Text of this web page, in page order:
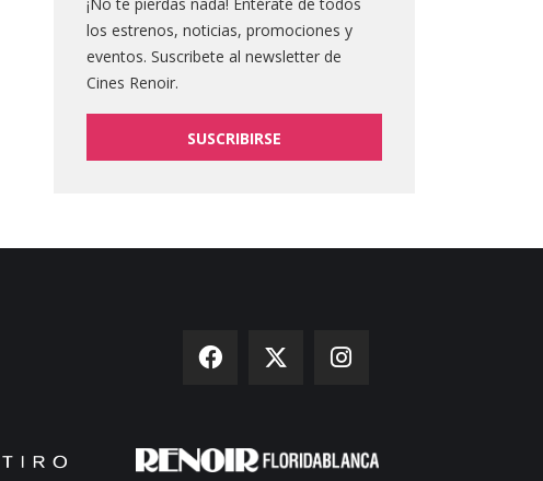
los estrenos, noticias, promociones y
eventos. Suscribete al newsletter de
Cines Renoir.
SUSCRIBIRSE